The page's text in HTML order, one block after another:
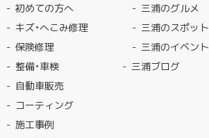
初めての方へ
キズ・へこみ修理
保険修理
整備・車検
自動車販売
コーティング
施工事例
三浦のグルメ
三浦のスポット
三浦のイベント
三浦ブログ